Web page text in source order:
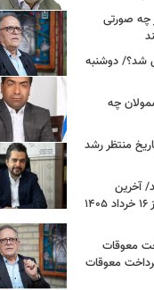
رقم کالابرگ یک
چه صورتی
شد؟/ دوشنبه
چه
منتظر رشد
آخرین
وضعیت قیمت خودروهای پرفروش امروز ۱۶ خرداد ۱۴۰۵
معوقات
معوقات